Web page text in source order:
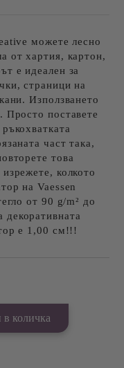
можете лесно
от хартия, картон,
е идеален за
страници на
Използването
Просто поставете
част така,
това
колкото
на Vaessen
от 90 g/m² до
е 1,00 см!!!